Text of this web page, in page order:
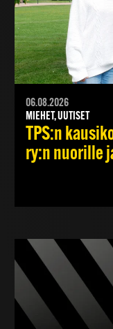
06.08.2026
MIEHET, UUTISET
TPS:n
ry:n nuorille